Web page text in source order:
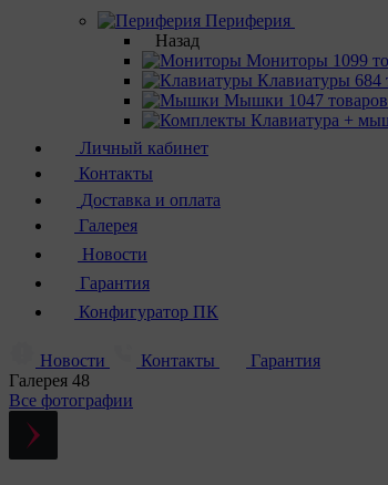
Периферия
Назад
Мониторы 1099
Клавиатуры 684
Мышки 1047 товаров
Личный кабинет
Контакты
Доставка и оплата
Галерея
Новости
Гарантия
Конфигуратор ПК
Новости Контакты
Гарантия
Галерея 48
Все фотографии